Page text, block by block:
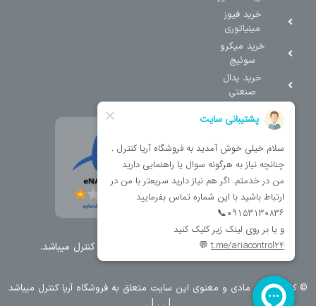
خرید فیوز
مینیاتوری
خرید میکرو
سوئیچ
خرید پدال
صنعتی
تمامی حقوق مطالب و سایت نزد شرکت اریا کنترل میباشد.
© کليه حقوق مادی و معنوی اين سايت متعلق به فروشگاه آریا کنترل ميباشد
|
. .
| .